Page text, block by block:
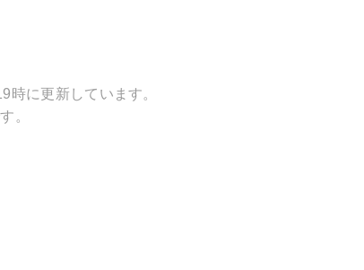
に更新しています。
。